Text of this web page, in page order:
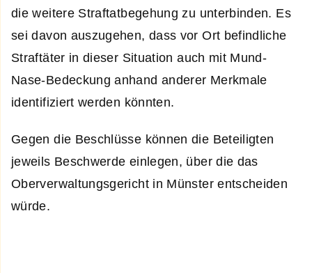
die weitere Straftatbegehung zu unterbinden. Es
sei davon auszugehen, dass vor Ort befindliche
Straftäter in dieser Situation auch mit Mund-
Nase-Bedeckung anhand anderer Merkmale
identifiziert werden könnten.
Gegen die Beschlüsse können die Beteiligten
jeweils Beschwerde einlegen, über die das
Oberverwaltungsgericht in Münster entscheiden
würde.